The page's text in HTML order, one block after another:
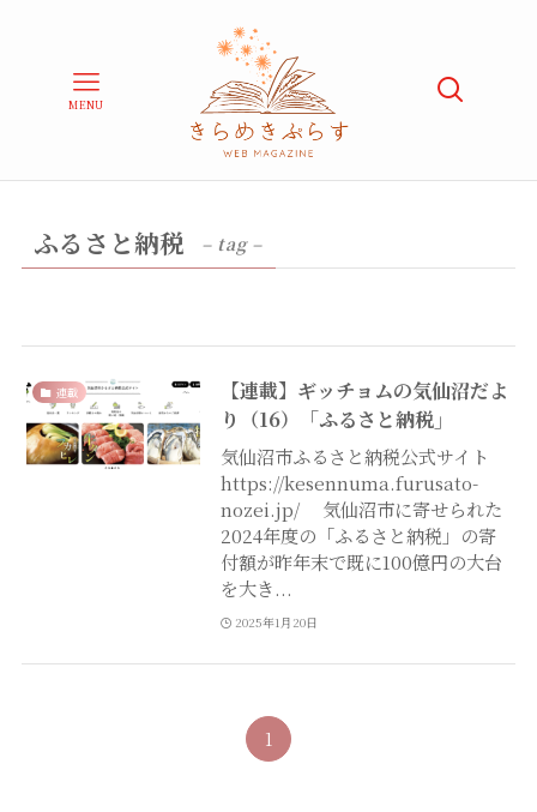
MENU
ふるさと納税 – tag –
連載
【連載】ギッチョムの気仙沼だよ
り（16）「ふるさと納税」
気仙沼市ふるさと納税公式サイト
https://kesennuma.furusato-
nozei.jp/ 気仙沼市に寄せられた
2024年度の「ふるさと納税」の寄
付額が昨年末で既に100億円の大台
を大き...
2025年1月20日
1